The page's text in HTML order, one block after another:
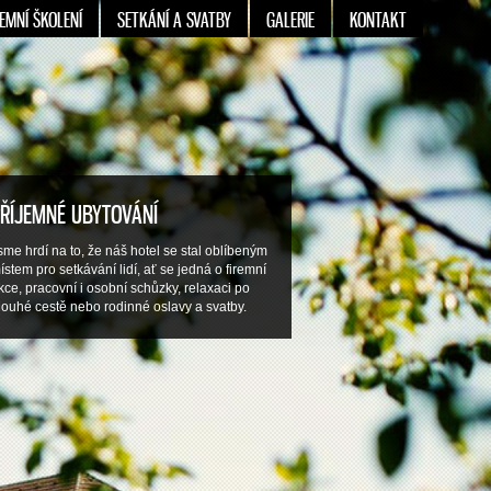
ŠKOLENÍ SETKÁNÍ A SVATBY GALERIE KONTAKT
UBYTOVÁNÍ
hrdí na to, že náš hotel se stal oblíbeným
pro setkávání lidí, ať se jedná o firemní
pracovní i osobní schůzky, relaxaci po
cestě nebo rodinné oslavy a svatby.